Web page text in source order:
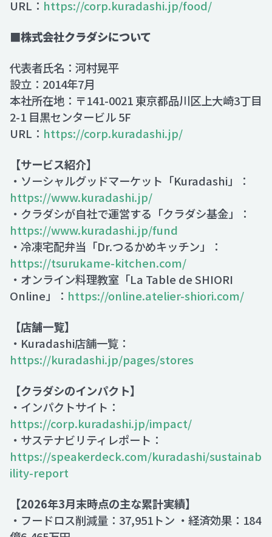
URL： https://corp.kuradashi.jp/food/
■株式会社クラダシについて
代表者氏名：河村晃平
設立：2014年7月
本社所在地：〒141-0021 東京都品川区上大崎3丁目
2-1 目黒センタービル 5F
URL： https://corp.kuradashi.jp/
【サービス紹介】
・ソーシャルグッドマーケット「Kuradashi」：
https://www.kuradashi.jp/
・クラダシが自社で運営する「クラダシ基金」：
https://www.kuradashi.jp/fund
・冷凍宅配弁当「Dr.つるかめキッチン」：
https://tsurukame-kitchen.com/
・オンライン料理教室「La Table de SHIORI
Online」： https://online.atelier-shiori.com/
【店舗一覧】
・Kuradashi店舗一覧：
https://kuradashi.jp/pages/stores
【クラダシのインパクト】
・インパクトサイト：
https://corp.kuradashi.jp/impact/
・サステナビリティレポート：
https://speakerdeck.com/kuradashi/sustainab
ility-report
【2026年3月末時点の主な累計実績】
・フードロス削減量：37,951トン ・経済効果：184